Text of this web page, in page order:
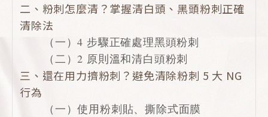
二、粉刺怎麼清？掌握清白頭、黑頭粉刺正確
清除法
（一）4 步驟正確處理黑頭粉刺
（二）2 原則溫和清白頭粉刺
三、還在用力擠粉刺？避免清除粉刺 5 大 NG
行為
（一）使用粉刺貼、撕除式面膜